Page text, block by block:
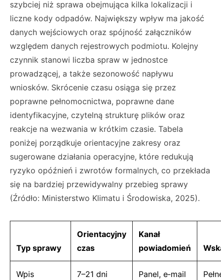
szybciej niż sprawa obejmująca kilka lokalizacji i
liczne kody odpadów. Największy wpływ ma jakość
danych wejściowych oraz spójność załączników
względem danych rejestrowych podmiotu. Kolejny
czynnik stanowi liczba spraw w jednostce
prowadzącej, a także sezonowość napływu
wniosków. Skrócenie czasu osiąga się przez
poprawne pełnomocnictwa, poprawne dane
identyfikacyjne, czytelną strukturę plików oraz
reakcje na wezwania w krótkim czasie. Tabela
poniżej porządkuje orientacyjne zakresy oraz
sugerowane działania operacyjne, które redukują
ryzyko opóźnień i zwrotów formalnych, co przekłada
się na bardziej przewidywalny przebieg sprawy
(Źródło: Ministerstwo Klimatu i Środowiska, 2025).
Typ sprawy
Orientacyjny
czas
Kanał
powiadomień
Wpis
7–21 dni Panel, e‑mail